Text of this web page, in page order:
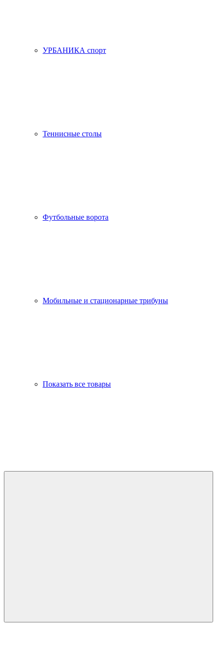
УРБАНИКА спорт
Теннисные столы
Футбольные ворота
Мобильные и стационарные трибуны
Показать все товары